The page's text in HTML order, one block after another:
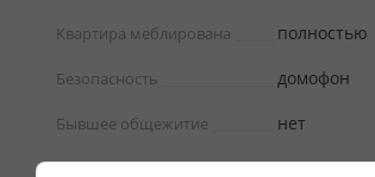
Квартира меблирована полностью
Безопасность домофон
Бывшее общежитие нет